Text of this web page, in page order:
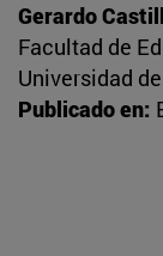
Gerardo
Facultad de
Universidad
Publicado en: